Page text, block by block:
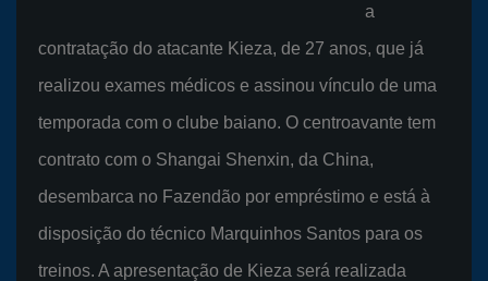
a
contratação do atacante Kieza, de 27 anos, que já
realizou exames médicos e assinou vínculo de uma
temporada com o clube baiano. O centroavante tem
contrato com o Shangai Shenxin, da China,
desembarca no Fazendão por empréstimo e está à
disposição do técnico Marquinhos Santos para os
treinos. A apresentação de Kieza será realizada